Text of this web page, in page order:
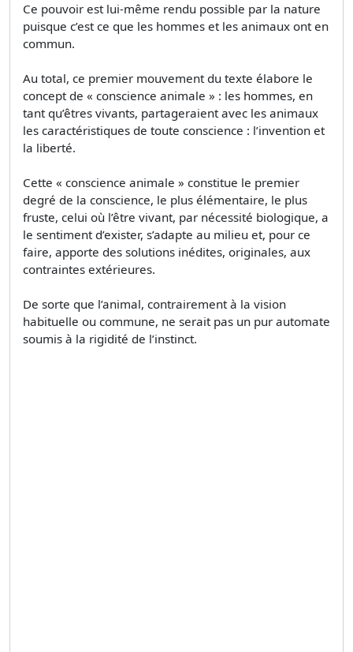
Ce pouvoir est lui-même rendu possible par la nature
puisque c’est ce que les hommes et les animaux ont en
commun.
Au total, ce premier mouvement du texte élabore le
concept de « conscience animale » : les hommes, en
tant qu’êtres vivants, partageraient avec les animaux
les caractéristiques de toute conscience : l’invention et
la liberté.
Cette « conscience animale » constitue le premier
degré de la conscience, le plus élémentaire, le plus
fruste, celui où l’être vivant, par nécessité biologique, a
le sentiment d’exister, s’adapte au milieu et, pour ce
faire, apporte des solutions inédites, originales, aux
contraintes extérieures.
De sorte que l’animal, contrairement à la vision
habituelle ou commune, ne serait pas un pur automate
soumis à la rigidité de l’instinct.